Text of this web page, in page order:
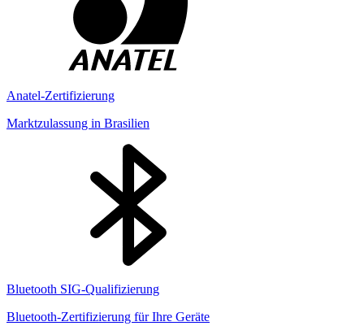
Anatel-Zertifizierung
Marktzulassung in Brasilien
Bluetooth SIG-Qualifizierung
Bluetooth-Zertifizierung für Ihre Geräte